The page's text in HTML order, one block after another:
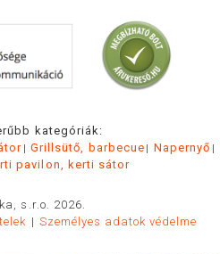
kategóriák:
Grillsütő, barbecue
Napernyő
pavilon, kerti sátor
s.r.o. 2026.
Személyes adatok védelme